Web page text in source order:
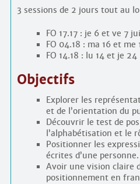
3 sessions de 2 jours tout au
FO 17.17 : je 6 et ve 7
FO 04.18 : ma 16 et me
FO 14.18 : lu 14 et je
Objectifs
Explorer les
et de l’orientation du
Découvrir le test de
l’alphabétisation et le
Positionner les
écrites d’une personne.
Avoir une vision claire
positionnement en